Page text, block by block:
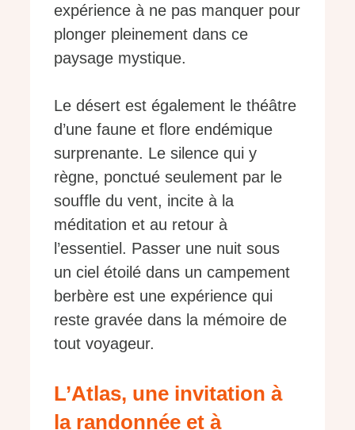
expérience à ne pas manquer pour
plonger pleinement dans ce
paysage mystique.
Le désert est également le théâtre
d’une faune et flore endémique
surprenante. Le silence qui y
règne, ponctué seulement par le
souffle du vent, incite à la
méditation et au retour à
l’essentiel. Passer une nuit sous
un ciel étoilé dans un campement
berbère est une expérience qui
reste gravée dans la mémoire de
tout voyageur.
L’Atlas, une invitation à
la randonnée et à